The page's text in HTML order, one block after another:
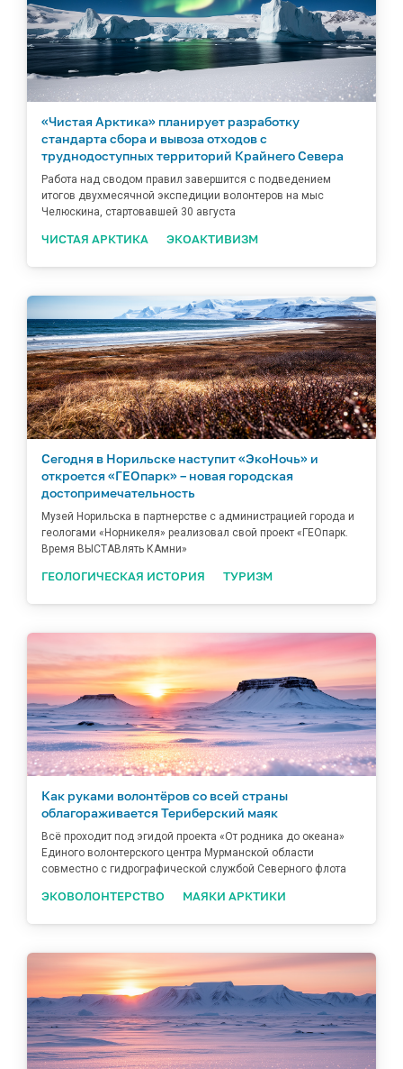
«Чистая Арктика» планирует разработку
стандарта сбора и вывоза отходов с
труднодоступных территорий Крайнего Севера
Работа над сводом правил завершится с подведением
итогов двухмесячной экспедиции волонтеров на мыс
Челюскина, стартовавшей 30 августа
ЧИСТАЯ АРКТИКА ЭКОАКТИВИЗМ
Сегодня в Норильске наступит «ЭкоНочь» и
откроется «ГЕОпарк» – новая городская
достопримечательность
Музей Норильска в партнерстве с администрацией города и
геологами «Норникеля» реализовал свой проект «ГЕОпарк.
Время ВЫСТАВлять КАмни»
ГЕОЛОГИЧЕСКАЯ ИСТОРИЯ ТУРИЗМ
Как руками волонтёров со всей страны
облагораживается Териберский маяк
Всё проходит под эгидой проекта «От родника до океана»
Единого волонтерского центра Мурманской области
совместно с гидрографической службой Северного флота
ЭКОВОЛОНТЕРСТВО МАЯКИ АРКТИКИ